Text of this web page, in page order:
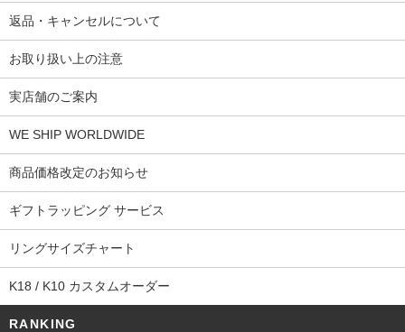
返品・キャンセルについて
お取り扱い上の注意
実店舗のご案内
WE SHIP WORLDWIDE
商品価格改定のお知らせ
ギフトラッピング サービス
リングサイズチャート
K18 / K10 カスタムオーダー
RANKING